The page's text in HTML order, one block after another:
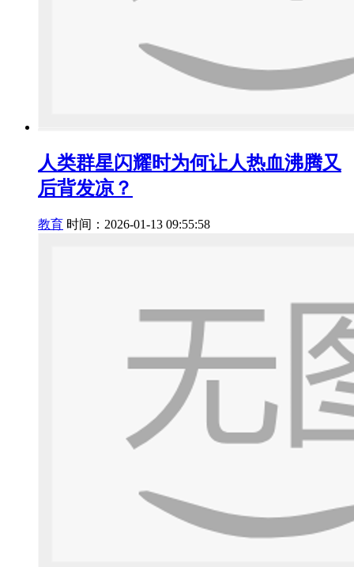
人类群星闪耀时为何让人热血沸腾又
后背发凉？
教育 时间：2026-01-13 09:55:58